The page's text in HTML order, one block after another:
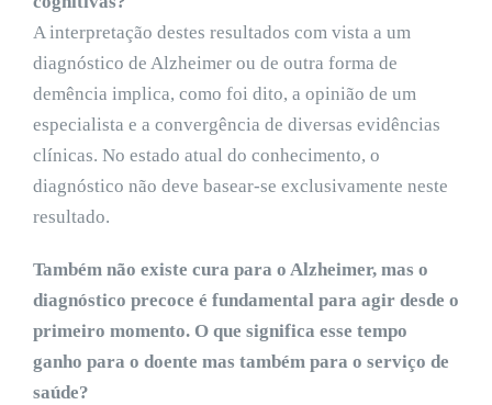
A interpretação destes resultados com vista a um
diagnóstico de Alzheimer ou de outra forma de
demência implica, como foi dito, a opinião de um
especialista e a convergência de diversas evidências
clínicas. No estado atual do conhecimento, o
diagnóstico não deve basear-se exclusivamente neste
resultado.
Também não existe cura para o Alzheimer, mas o
diagnóstico precoce é fundamental para agir desde o
primeiro momento. O que significa esse tempo
ganho para o doente mas também para o serviço de
saúde?